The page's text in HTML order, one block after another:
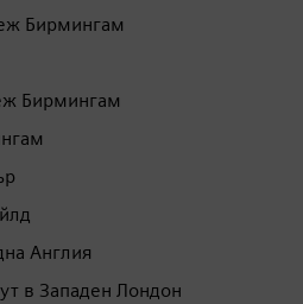
„Сити Сейнт Джордж“
институт Солихол
в Голям Манчестър
в Ливърпул
университет